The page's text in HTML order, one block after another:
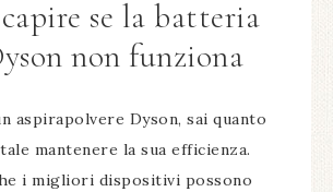
se la batteria
non funziona​
aspirapolvere Dyson, sai quanto
mantenere la sua efficienza.
i migliori dispositivi possono